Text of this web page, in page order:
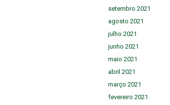
setembro 2021
agosto 2021
julho 2021
junho 2021
maio 2021
abril 2021
março 2021
fevereiro 2021